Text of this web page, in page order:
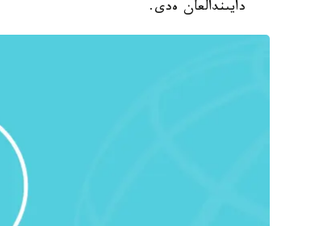
دايىندالعان ەدى.